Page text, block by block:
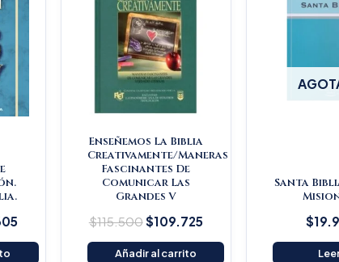
Enseñemos La Biblia
Creativamente/Maneras
Fascinantes De
Comunicar Las
Grandes V
$115.500$109.725
Añadir al carrito
Santa
$